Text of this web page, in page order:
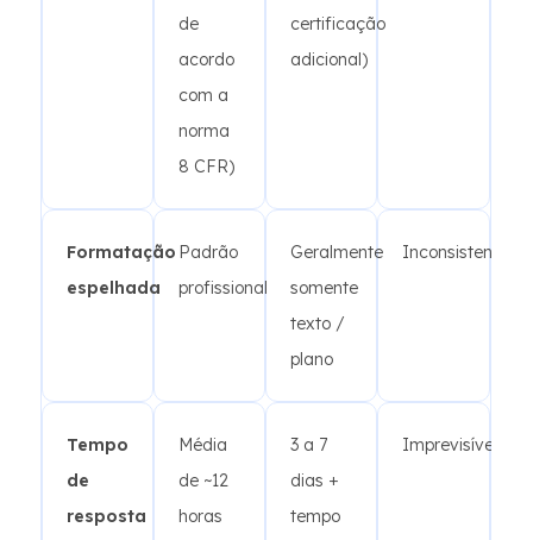
de
acordo
com a
norma
8 CFR)
certificação
adicional)
Formatação
espelhada
Padrão
profissional
Geralmente
somente
texto /
plano
Inconsistente
Tempo
de
resposta
Média
de ~12
horas
3 a 7
dias +
tempo
Imprevisível